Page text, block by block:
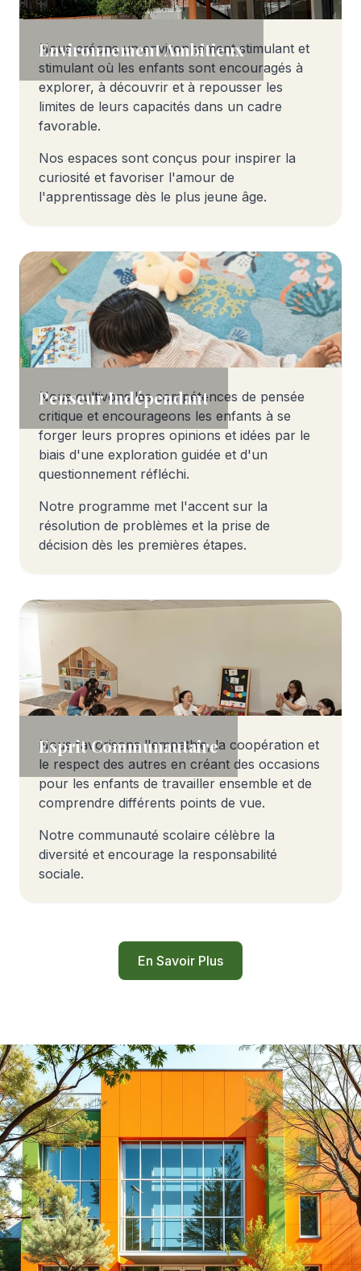
Environnement Ambitieux
Nous créons un environnement stimulant et
stimulant où les enfants sont encouragés à
explorer, à découvrir et à repousser les
limites de leurs capacités dans un cadre
favorable.
Nos espaces sont conçus pour inspirer la
curiosité et favoriser l'amour de
l'apprentissage dès le plus jeune âge.
Penseur Indépendant
Nous cultivons les compétences de pensée
critique et encourageons les enfants à se
forger leurs propres opinions et idées par le
biais d'une exploration guidée et d'un
questionnement réfléchi.
Notre programme met l'accent sur la
résolution de problèmes et la prise de
décision dès les premières étapes.
Esprit Communautaire
Nous favorisons l'empathie, la coopération et
le respect des autres en créant des occasions
pour les enfants de travailler ensemble et de
comprendre différents points de vue.
Notre communauté scolaire célèbre la
diversité et encourage la responsabilité
sociale.
En Savoir Plus